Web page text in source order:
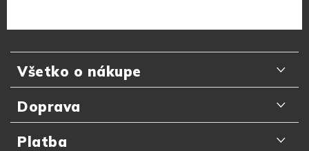
Všetko o nákupe
Odporúčania zákazníkov
Najčastejšie otázky
Doprava
Doručenie kuriérom GLS
Platba